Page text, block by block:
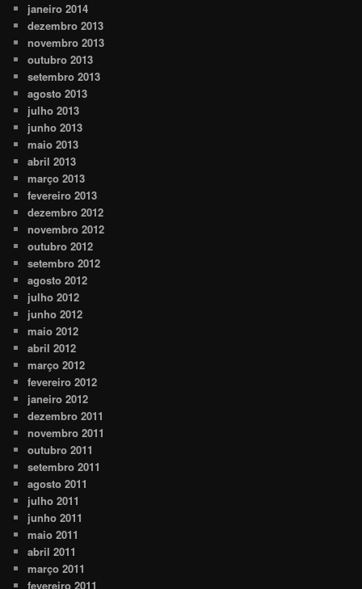
janeiro 2014
dezembro 2013
novembro 2013
outubro 2013
setembro 2013
agosto 2013
julho 2013
junho 2013
maio 2013
abril 2013
março 2013
fevereiro 2013
dezembro 2012
novembro 2012
outubro 2012
setembro 2012
agosto 2012
julho 2012
junho 2012
maio 2012
abril 2012
março 2012
fevereiro 2012
janeiro 2012
dezembro 2011
novembro 2011
outubro 2011
setembro 2011
agosto 2011
julho 2011
junho 2011
maio 2011
abril 2011
março 2011
fevereiro 2011